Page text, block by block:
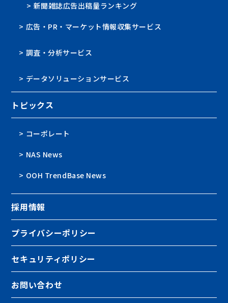
> 新聞雑誌広告出稿量ランキング
> 広告・PR・マーケット情報収集サービス
> 調査・分析サービス
> データソリューションサービス
トピックス
> コーポレート
> NAS News
> OOH TrendBase News
採用情報
プライバシーポリシー
セキュリティポリシー
お問い合わせ